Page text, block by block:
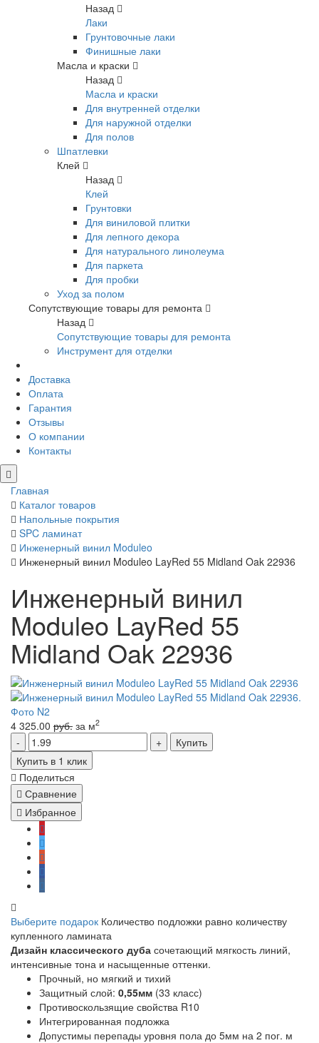
Назад
Лаки
Грунтовочные лаки
Финишные лаки
Масла и краски
Назад
Масла и краски
Для внутренней отделки
Для наружной отделки
Для полов
Шпатлевки
Клей
Назад
Клей
Грунтовки
Для виниловой плитки
Для лепного декора
Для натурального линолеума
Для паркета
Для пробки
Уход за полом
Сопутствующие товары для ремонта
Назад
Сопутствующие товары для ремонта
Инструмент для отделки
Доставка
Оплата
Гарантия
Отзывы
О компании
Контакты
Главная
Каталог товаров
Напольные покрытия
SPC ламинат
Инженерный винил Moduleo
Инженерный винил Moduleo LayRed 55 Midland Oak 22936
Инженерный винил
Moduleo LayRed 55
Midland Oak 22936
4 325.00 руб. за м2
Купить
Купить в 1 клик
Поделиться
Сравнение
Избранное
Выберите подарок Количество подложки равно количеству
купленного ламината
Дизайн классического дуба сочетающий мягкость линий,
интенсивные тона и насыщенные оттенки.
Прочный, но мягкий и тихий
Защитный слой: 0,55мм (33 класс)
Противоскользящие свойства R10
Интегрированная подложка
Допустимы перепады уровня пола до 5мм на 2 пог. м